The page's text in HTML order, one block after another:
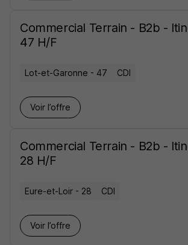
Commercial Terrain - B2b -
47 H/F
Lot-et-Garonne - 47 CDI
Voir l’offre
Commercial Terrain - B2b -
28 H/F
Eure-et-Loir - 28 CDI
Voir l’offre